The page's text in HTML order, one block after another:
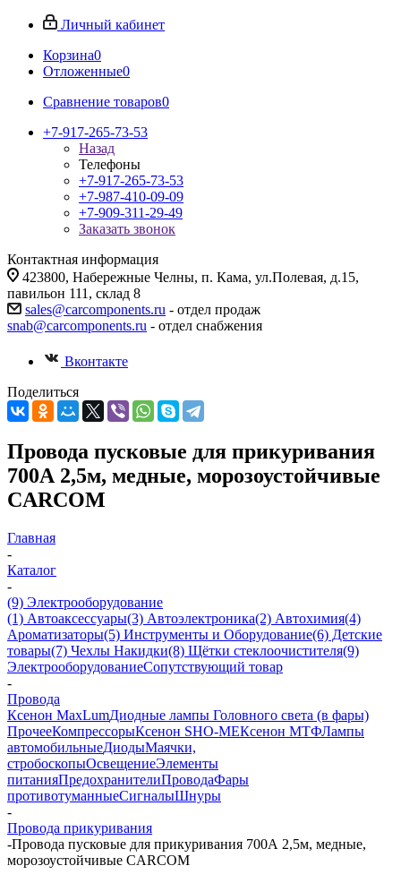
Личный кабинет
Корзина0
Отложенные0
Сравнение товаров0
+7-917-265-73-53
Назад
Телефоны
+7-917-265-73-53
+7-987-410-09-09
+7-909-311-29-49
Заказать звонок
Контактная информация
423800, Набережные Челны, п. Кама, ул.Полевая, д.15,
павильон 111, склад 8
sales@carcomponents.ru - отдел продаж
snab@carcomponents.ru - отдел снабжения
Вконтакте
Поделиться
Провода пусковые для прикуривания
700А 2,5м, медные, морозоустойчивые
CARCOM
Главная
-
Каталог
-
(9) Электрооборудование
(1) Автоаксессуары(3) Автоэлектроника(2) Автохимия(4)
Ароматизаторы(5) Инструменты и Оборудование(6) Детские
товары(7) Чехлы Накидки(8) Щётки стеклоочистителя(9)
ЭлектрооборудованиеСопутствующий товар
-
Провода
Ксенон MaxLumДиодные лампы Головного света (в фары)
ПрочееКомпрессорыКсенон SHO-MEКсенон МТФЛампы
автомобильныеДиодыМаячки,
стробоскопыОсвещениеЭлементы
питанияПредохранителиПроводаФары
противотуманныеСигналыШнуры
-
Провода прикуривания
-Провода пусковые для прикуривания 700А 2,5м, медные,
морозоустойчивые CARCOM